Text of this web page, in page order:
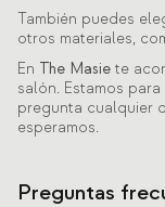
También puedes
otros materiales,
En The Masie te
salón. Estamos
pregunta cualquier
esperamos.
Preguntas